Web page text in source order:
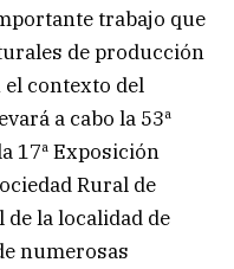
trabajo que
de producción
el contexto del
a cabo la 53ª
17ª Exposición
Rural de
la localidad de
numerosas